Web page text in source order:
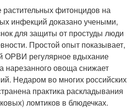
растительных фитонцидов на
инфекций доказано учеными,
для защиты от простуды люди
Простой опыт показывает,
ОРВИ регулярное вдыхание
нарезанного овоща снижает
Недаром во многих российских
практика раскладывания
ломтиков в блюдечках.